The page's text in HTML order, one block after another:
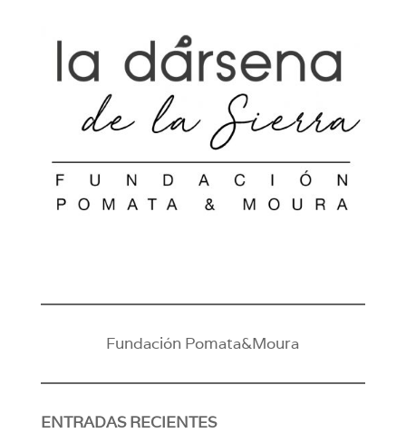
Fundación Pomata&Moura
ENTRADAS RECIENTES